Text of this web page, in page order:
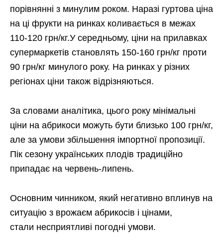
порівнянні з минулим роком. Наразі гуртова ціна
на ці фрукти на ринках коливається в межах
110-120 грн/кг.У середньому, ціни на прилавках
супермаркетів становлять 150-160 грн/кг проти
90 грн/кг минулого року. На ринках у різних
регіонах ціни також відрізняються.
За словами аналітика, цього року мінімальні
ціни на абрикоси можуть бути близько 100 грн/кг,
але за умови збільшення імпортної пропозиції.
Пік сезону українських плодів традиційно
припадає на червень-липень.
Основним чинником, який негативно вплинув на
ситуацію з врожаєм абрикосів і цінами,
стали несприятливі погодні умови.